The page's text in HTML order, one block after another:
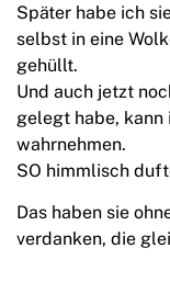
Später habe ich
selbst in eine
gehüllt.
Und auch jetzt
gelegt habe, kann
wahrnehmen.
SO himmlisch
Das haben sie
verdanken, die